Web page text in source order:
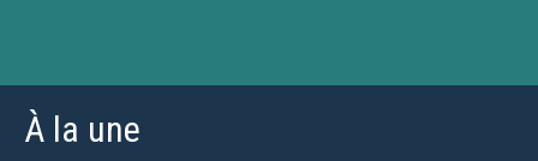
À la une